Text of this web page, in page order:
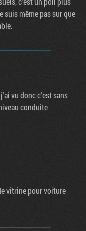
suis même pas sur que
vu donc c'est sans
conduite
vitrine pour voiture